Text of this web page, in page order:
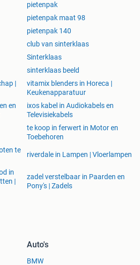
pietenpak
pietenpak maat 98
pietenpak 140
club van sinterklaas
Sinterklaas
sinterklaas beeld
|
vitamix blenders in Horeca |
Keukenapparatuur
en
ixos kabel in Audiokabels en
Televisiekabels
te koop in ferwert in Motor en
Toebehoren
te
riverdale in Lampen | Vloerlampen
in
|
zadel verstelbaar in Paarden en
Pony's | Zadels
Auto's
BMW